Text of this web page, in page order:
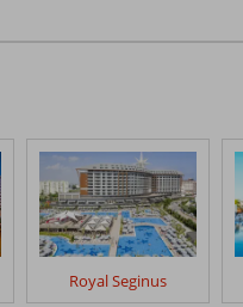
Royal Seginus